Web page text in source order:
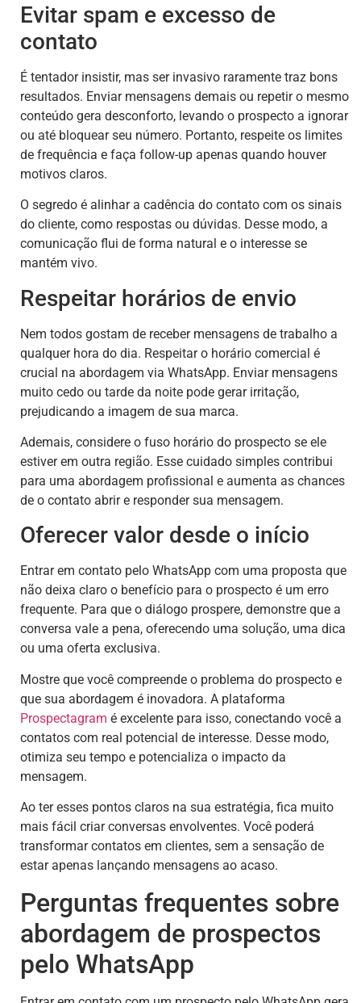
Evitar spam e excesso de
contato
É tentador insistir, mas ser invasivo raramente traz bons
resultados. Enviar mensagens demais ou repetir o mesmo
conteúdo gera desconforto, levando o prospecto a ignorar
ou até bloquear seu número. Portanto, respeite os limites
de frequência e faça follow-up apenas quando houver
motivos claros.
O segredo é alinhar a cadência do contato com os sinais
do cliente, como respostas ou dúvidas. Desse modo, a
comunicação flui de forma natural e o interesse se
mantém vivo.
Respeitar horários de envio
Nem todos gostam de receber mensagens de trabalho a
qualquer hora do dia. Respeitar o horário comercial é
crucial na abordagem via WhatsApp. Enviar mensagens
muito cedo ou tarde da noite pode gerar irritação,
prejudicando a imagem de sua marca.
Ademais, considere o fuso horário do prospecto se ele
estiver em outra região. Esse cuidado simples contribui
para uma abordagem profissional e aumenta as chances
de o contato abrir e responder sua mensagem.
Oferecer valor desde o início
Entrar em contato pelo WhatsApp com uma proposta que
não deixa claro o benefício para o prospecto é um erro
frequente. Para que o diálogo prospere, demonstre que a
conversa vale a pena, oferecendo uma solução, uma dica
ou uma oferta exclusiva.
Mostre que você compreende o problema do prospecto e
que sua abordagem é inovadora. A plataforma
Prospectagram é excelente para isso, conectando você a
contatos com real potencial de interesse. Desse modo,
otimiza seu tempo e potencializa o impacto da
mensagem.
Ao ter esses pontos claros na sua estratégia, fica muito
mais fácil criar conversas envolventes. Você poderá
transformar contatos em clientes, sem a sensação de
estar apenas lançando mensagens ao acaso.
Perguntas frequentes sobre
abordagem de prospectos
pelo WhatsApp